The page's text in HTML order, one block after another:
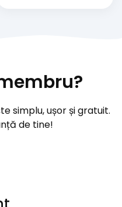
simplu, ușor și gratuit.
de tine!